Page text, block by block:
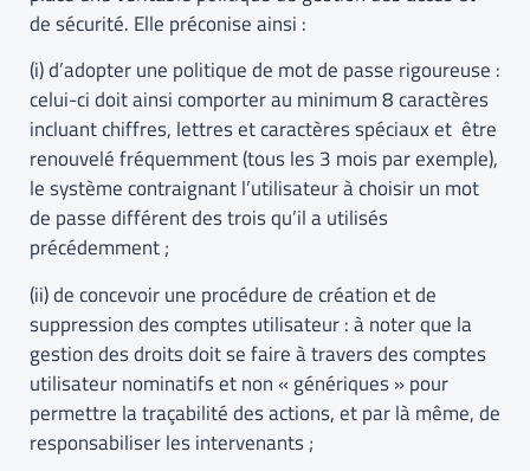
de sécurité. Elle préconise ainsi :
(i) d’adopter une politique de mot de passe rigoureuse :
celui-ci doit ainsi comporter au minimum 8 caractères
incluant chiffres, lettres et caractères spéciaux et être
renouvelé fréquemment (tous les 3 mois par exemple),
le système contraignant l’utilisateur à choisir un mot
de passe différent des trois qu’il a utilisés
précédemment ;
(ii) de concevoir une procédure de création et de
suppression des comptes utilisateur : à noter que la
gestion des droits doit se faire à travers des comptes
utilisateur nominatifs et non « génériques » pour
permettre la traçabilité des actions, et par là même, de
responsabiliser les intervenants ;